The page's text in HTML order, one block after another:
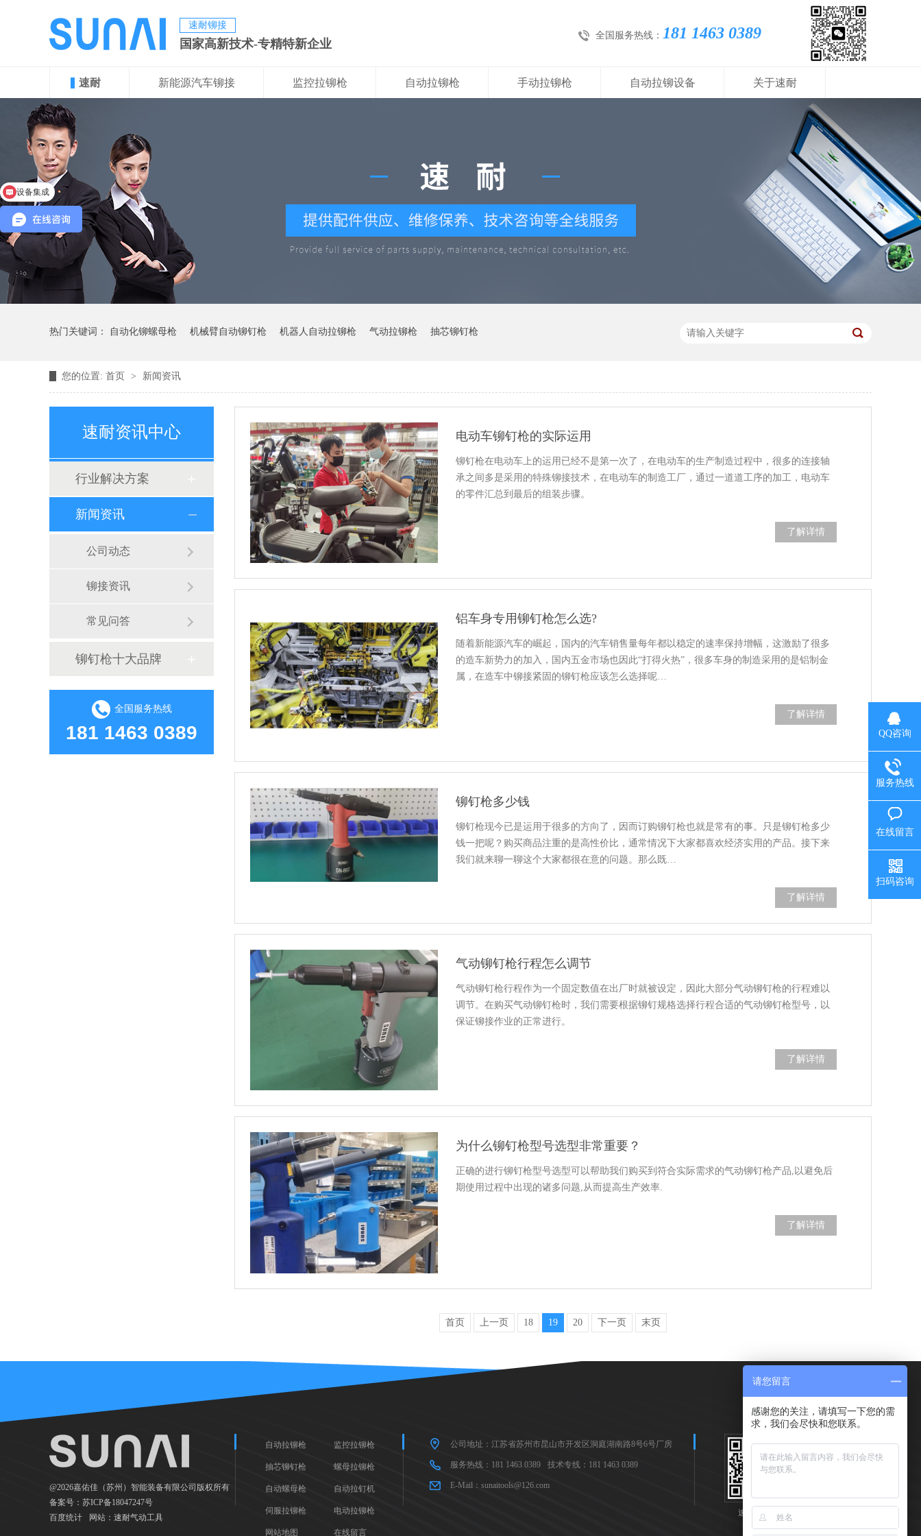
速耐铆接
国家高新技术-专精特新企业
全国服务热线： 181 1463 0389
速耐 新能源汽车铆接 监控拉铆枪 自动拉铆枪 手动拉铆枪 自动拉铆设备 关于速耐
热门关键词： 自动化铆螺母枪 机械臂自动铆钉枪 机器人自动拉铆枪 气动拉铆枪 抽芯铆钉枪
您的位置: 首页 > 新闻资讯
速耐资讯中心
行业解决方案
新闻资讯
公司动态
铆接资讯
常见问答
铆钉枪十大品牌
全国服务热线
181 1463 0389
电动车铆钉枪的实际运用
铆钉枪在电动车上的运用已经不是第一次了，在电动车的生产制造过程中，很多的连接轴
承之间多是采用的特殊铆接技术，在电动车的制造工厂，通过一道道工序的加工，电动车
的零件汇总到最后的组装步骤。
了解详情
铝车身专用铆钉枪怎么选?
随着新能源汽车的崛起，国内的汽车销售量每年都以稳定的速率保持增幅，这激励了很多
的造车新势力的加入，国内五金市场也因此“打得火热”，很多车身的制造采用的是铝制金
属，在造车中铆接紧固的铆钉枪应该怎么选择呢…
了解详情
铆钉枪多少钱
铆钉枪现今已是运用于很多的方向了，因而订购铆钉枪也就是常有的事。只是铆钉枪多少
钱一把呢？购买商品注重的是高性价比，通常情况下大家都喜欢经济实用的产品。接下来
我们就来聊一聊这个大家都很在意的问题。那么既…
了解详情
气动铆钉枪行程怎么调节
气动铆钉枪行程作为一个固定数值在出厂时就被设定，因此大部分气动铆钉枪的行程难以
调节。在购买气动铆钉枪时，我们需要根据铆钉规格选择行程合适的气动铆钉枪型号，以
保证铆接作业的正常进行。
了解详情
为什么铆钉枪型号选型非常重要？
正确的进行铆钉枪型号选型可以帮助我们购买到符合实际需求的气动铆钉枪产品,以避免后
期使用过程中出现的诸多问题,从而提高生产效率.
了解详情
首页 上一页 18 19 20 下一页 末页
@2026嘉佑佳（苏州）智能装备有限公司版权所有
备案号： 苏ICP备18047247号
百度统计
网站： 速耐气动工具
自动拉铆枪 监控拉铆枪
抽芯铆钉枪 螺母拉铆枪
自动螺母枪 自动拉钉机
伺服拉铆枪 电动拉铆枪
网站地图 在线留言
公司地址：江苏省苏州市昆山市开发区洞庭湖南路8号6号厂房
服务热线：181 1463 0389 技术专线：181 1463 0389
E-Mail：sunaitools@126.com
速耐手机站
QQ咨询
服务热线
在线留言
扫码咨询
设备集成
请您留言
感谢您的关注，请填写一下您的需
求，我们会尽快和您联系。